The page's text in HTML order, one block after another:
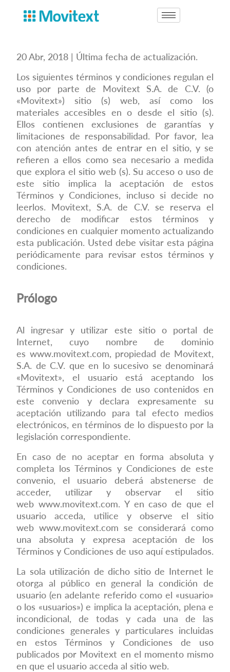
20 Abr, 2018 | Última fecha de actualización.
Los siguientes términos y condiciones regulan el
uso por parte de Movitext S.A. de C.V. (o
«Movitext») sitio (s) web, así como los
materiales accesibles en o desde el sitio (s).
Ellos contienen exclusiones de garantías y
limitaciones de responsabilidad. Por favor, lea
con atención antes de entrar en el sitio, y se
refieren a ellos como sea necesario a medida
que explora el sitio web (s). Su acceso o uso de
este sitio implica la aceptación de estos
Términos y Condiciones, incluso si decide no
leerlos. Movitext, S.A. de C.V. se reserva el
derecho de modificar estos términos y
condiciones en cualquier momento actualizando
esta publicación. Usted debe visitar esta página
periódicamente para revisar estos términos y
condiciones.
Prólogo
Al ingresar y utilizar este sitio o portal de
Internet, cuyo nombre de dominio
es www.movitext.com, propiedad de Movitext,
S.A. de C.V. que en lo sucesivo se denominará
«Movitext», el usuario está aceptando los
Términos y Condiciones de uso contenidos en
este convenio y declara expresamente su
aceptación utilizando para tal efecto medios
electrónicos, en términos de lo dispuesto por la
legislación correspondiente.
En caso de no aceptar en forma absoluta y
completa los Términos y Condiciones de este
convenio, el usuario deberá abstenerse de
acceder, utilizar y observar el sitio
web www.movitext.com. Y en caso de que el
usuario acceda, utilice y observe el sitio
web www.movitext.com se considerará como
una absoluta y expresa aceptación de los
Términos y Condiciones de uso aquí estipulados.
La sola utilización de dicho sitio de Internet le
otorga al público en general la condición de
usuario (en adelante referido como el «usuario»
o los «usuarios») e implica la aceptación, plena e
incondicional, de todas y cada una de las
condiciones generales y particulares incluidas
en estos Términos y Condiciones de uso
publicados por Movitext en el momento mismo
en que el usuario acceda al sitio web.